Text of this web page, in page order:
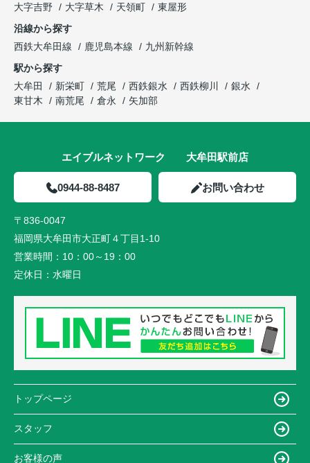
大字吉野
大字草木 天領町
東屋形
沿線から探す
西鉄大牟田線
鹿児島本線
九州新幹線
駅から探す
大牟田
新栄町 荒尾 西鉄銀水 西鉄柳川
銀水
東甘木
南荒尾 倉永 矢加部
エイブルネットワーク 大牟田駅前店
0944-88-8487 お問い合わせ
〒836-0047
福岡県大牟田市大正町４丁目1-10
営業時間： 10：00～19：00
定休日： 水曜日
トップページ
スタッフ
お客様の声